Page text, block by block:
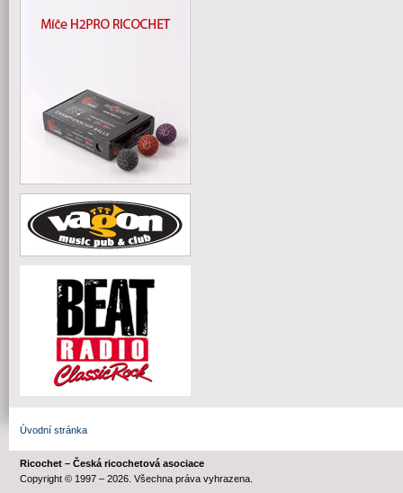
Úvodní stránka
Ricochet – Česká ricochetová asociace
Copyright © 1997 – 2026. Všechna práva vyhrazena.